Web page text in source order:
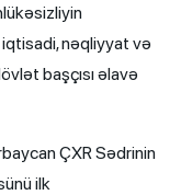
nəqliyyat və
başçısı əlavə
ÇXR Sədrinin
ilk